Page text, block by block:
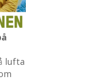
lufta